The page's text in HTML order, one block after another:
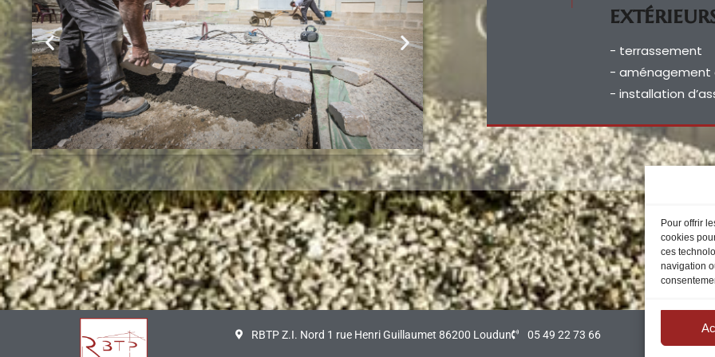
Pour offrir
cookies
ces
navigation
- terrassement
- aménagement
- installation
RBTP Z.I. Nord 1 rue Henri Guillaumet 86200 Loudun 05 49 22 73 66